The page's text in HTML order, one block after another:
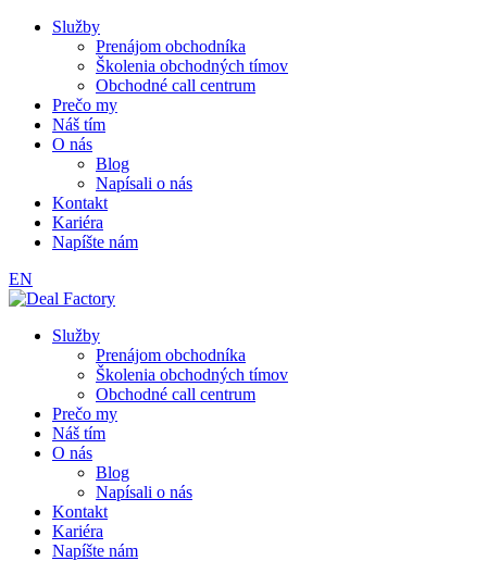
Služby
Prenájom obchodníka
Školenia obchodných tímov
Obchodné call centrum
Prečo my
Náš tím
O nás
Blog
Napísali o nás
Kontakt
Kariéra
Napíšte nám
EN
Služby
Prenájom obchodníka
Školenia obchodných tímov
Obchodné call centrum
Prečo my
Náš tím
O nás
Blog
Napísali o nás
Kontakt
Kariéra
Napíšte nám